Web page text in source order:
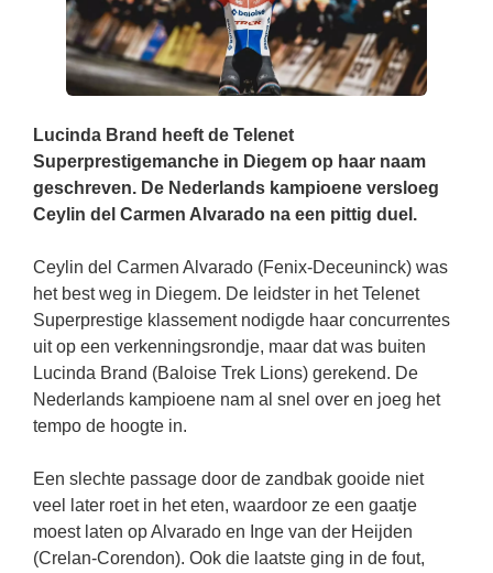
Lucinda Brand heeft de Telenet
Superprestigemanche in Diegem op haar naam
geschreven. De Nederlands kampioene versloeg
Ceylin del Carmen Alvarado na een pittig duel.
Ceylin del Carmen Alvarado (Fenix-Deceuninck) was
het best weg in Diegem. De leidster in het Telenet
Superprestige klassement nodigde haar concurrentes
uit op een verkenningsrondje, maar dat was buiten
Lucinda Brand (Baloise Trek Lions) gerekend. De
Nederlands kampioene nam al snel over en joeg het
tempo de hoogte in.
Een slechte passage door de zandbak gooide niet
veel later roet in het eten, waardoor ze een gaatje
moest laten op Alvarado en Inge van der Heijden
(Crelan-Corendon). Ook die laatste ging in de fout,